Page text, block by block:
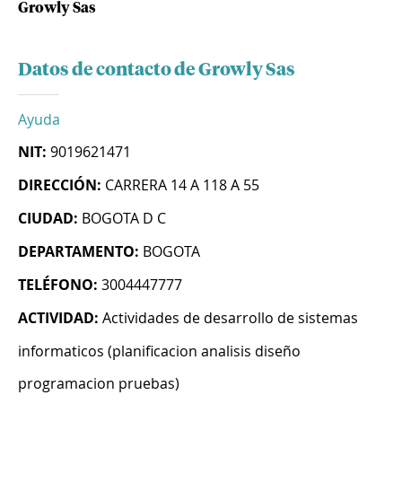
Growly Sas
Datos de contacto de Growly Sas
Ayuda
NIT: 9019621471
DIRECCIÓN: CARRERA 14 A 118 A 55
CIUDAD: BOGOTA D C
DEPARTAMENTO: BOGOTA
TELÉFONO: 3004447777
ACTIVIDAD: Actividades de desarrollo de sistemas
informaticos (planificacion analisis diseño
programacion pruebas)